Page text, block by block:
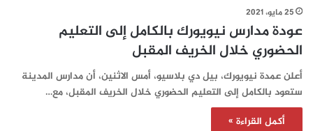
25 مايو، 2021
عودة مدارس نيويورك بالكامل إلى التعليم
الحضوري خلال الخريف المقبل
أعلن عمدة نيويورك، بيل دي بلاسيو، أمس الاثنين، أن مدارس المدينة
ستعود بالكامل إلى التعليم الحضوري خلال الخريف المقبل، مع…
أكمل القراءة »